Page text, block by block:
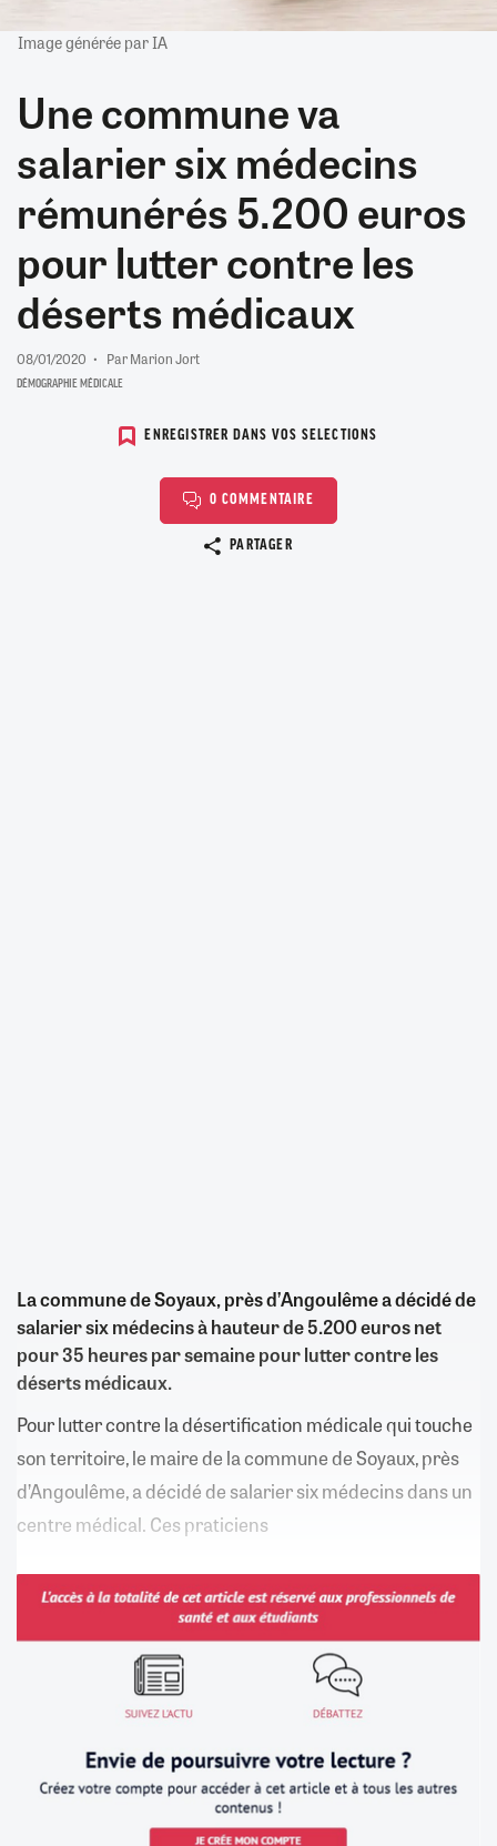
Image générée par IA
Une commune va
salarier six médecins
rémunérés 5.200 euros
pour lutter contre les
déserts médicaux
08/01/2020 Par Marion Jort
DÉMOGRAPHIE MÉDICALE
ENREGISTRER DANS VOS SELECTIONS
0 COMMENTAIRE
PARTAGER
La commune de Soyaux, près d’Angoulême a décidé de
salarier six médecins à hauteur de 5.200 euros net
pour 35 heures par semaine pour lutter contre les
déserts médicaux.
Pour lutter contre la désertification médicale qui touche
son territoire, le maire de la commune de Soyaux, près
d’Angoulême, a décidé de salarier six médecins dans un
centre médical. Ces praticiens